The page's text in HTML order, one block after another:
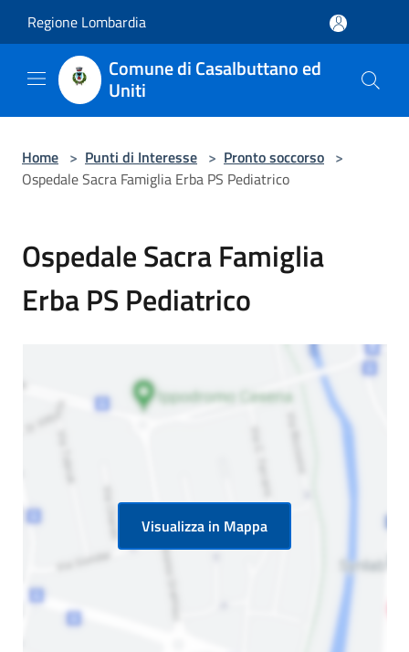
Regione Lombardia
Comune di Casalbuttano ed
Uniti
Home > Punti di Interesse > Pronto soccorso >
Ospedale Sacra Famiglia Erba PS Pediatrico
Ospedale Sacra Famiglia
Erba PS Pediatrico
Visualizza in Mappa